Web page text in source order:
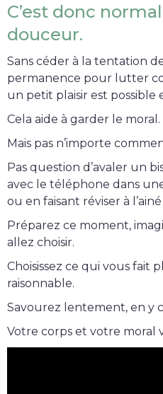
C’est donc
douceur.
Sans céder à la tentation
permanence pour lutter
un petit plaisir est possible
Cela aide à garder le moral.
Mais pas n’importe
Pas question d’avaler un
avec le téléphone dans
ou en faisant réviser à
Préparez ce moment,
allez choisir.
Choisissez ce qui vous fait
raisonnable.
Savourez lentement, en y
Votre corps et votre moral